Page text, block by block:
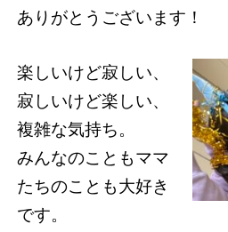
ありがとうございます！
楽しいけど寂しい、
寂しいけど楽しい、
複雑な気持ち。
みんなのこともママ
たちのことも大好き
です。